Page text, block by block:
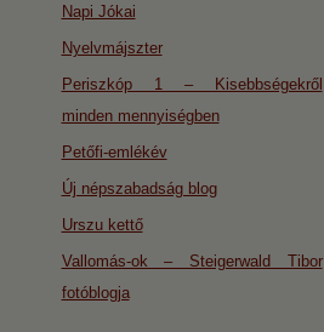
Napi Jókai
Nyelvmájszter
Periszkóp 1 – Kisebbségekről
minden mennyiségben
Petőfi-emlékév
Új népszabadság blog
Urszu kettő
Vallomás-ok – Steigerwald Tibor
fotóblogja